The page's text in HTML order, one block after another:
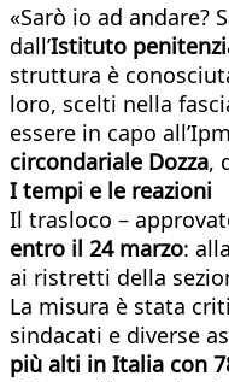
«Sarò io ad andare?
dall’Istituto
struttura è
loro, scelti nella
essere in capo
circondariale Dozza,
I tempi e le reazioni
Il trasloco –
entro il 24 marzo:
ai ristretti della
La misura è stata
sindacati e diverse
più alti in Italia con